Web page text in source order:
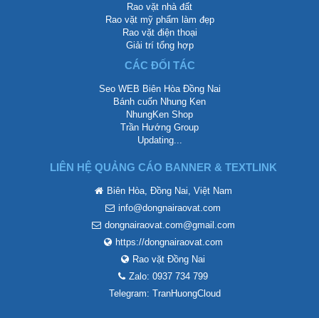
Rao vặt nhà đất
Rao vặt mỹ phẩm làm đẹp
Rao vặt điện thoại
Giải trí tổng hợp
CÁC ĐỐI TÁC
Seo WEB Biên Hòa Đồng Nai
Bánh cuốn Nhung Ken
NhungKen Shop
Trần Hướng Group
Updating...
LIÊN HỆ QUẢNG CÁO BANNER & TEXTLINK
Biên Hòa, Đồng Nai, Việt Nam
info@dongnairaovat.com
dongnairaovat.com@gmail.com
https://dongnairaovat.com
Rao vặt Đồng Nai
Zalo: 0937 734 799
Telegram: TranHuongCloud